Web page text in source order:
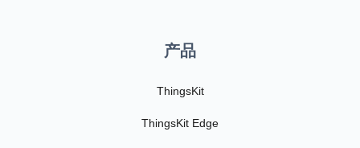
产品
ThingsKit
ThingsKit Edge